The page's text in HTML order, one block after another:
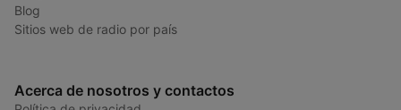
Blog
Sitios web de radio por país
Acerca de nosotros y contactos